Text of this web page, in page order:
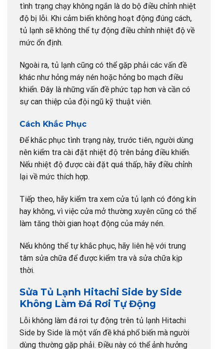
tình trạng chạy không ngắn là do bộ điều chỉnh nhiệt
độ bị lỗi. Khi cảm biến không hoạt động đúng cách,
tủ lạnh sẽ không thể tự động điều chỉnh nhiệt độ về
mức ổn định.
Ngoài ra, tủ lạnh cũng có thể gặp phải các vấn đề
khác như hỏng máy nén hoặc hỏng bo mạch điều
khiển. Đây là những vấn đề phức tạp hơn và cần có
sự can thiệp của đội ngũ kỹ thuật viên.
Cách Khắc Phục
Để khắc phục tình trạng này, trước tiên, người dùng
nên kiểm tra cài đặt nhiệt độ trên bảng điều khiển.
Nếu nhiệt độ được cài đặt quá thấp, hãy điều chỉnh
lại về mức thích hợp.
Tiếp theo, hãy kiểm tra xem cửa tủ lạnh có đóng kín
hay không, vì việc cửa mở thường xuyên cũng có thể
làm tăng thời gian hoạt động của máy nén.
Nếu không thể tự khắc phục, hãy liên hệ với trung
tâm sửa chữa để được kiểm tra và sửa chữa kịp
thời.
Sửa Tủ Lạnh Hitachi Side by Side
Không Làm Đá Rơi Tự Động
Lỗi không làm đá rơi tự động trên tủ lạnh Hitachi
Side by Side là một vấn đề khá phổ biến mà người
dùng thường gặp phải. Điều này có thể ảnh hưởng